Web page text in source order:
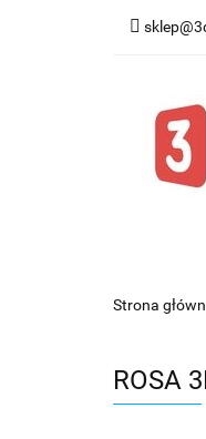
Strona
ROSA